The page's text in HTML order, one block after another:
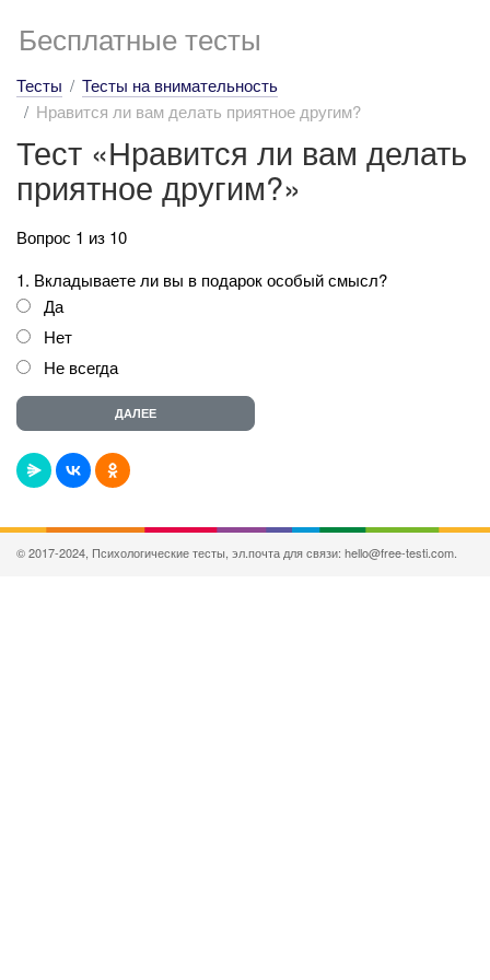
Бесплатные тесты
Тесты
Тесты на внимательность
Нравится ли вам делать приятное другим?
Тест «Нравится ли вам делать
приятное другим?»
Вопрос 1 из 10
1. Вкладываете ли вы в подарок особый смысл?
Да
Нет
Не всегда
© 2017-2024, Психологические тесты, эл.почта для связи: hello@free-testi.com.